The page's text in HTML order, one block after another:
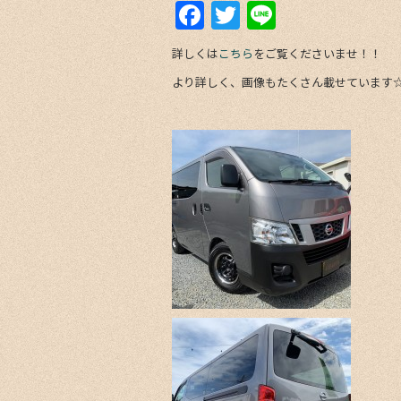
F
a
c
e
b
o
o
k
T
w
itt
er
Li
n
e
詳しくはこちらをご覧くださいませ！！
より詳しく、画像もたくさん載せています